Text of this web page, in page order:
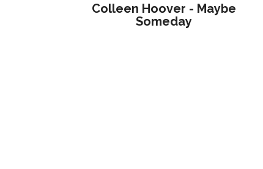
Colleen Hoover - Maybe
Someday